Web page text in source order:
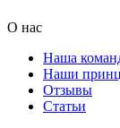
О нас
Наша
Наши
Отзывы
Статьи